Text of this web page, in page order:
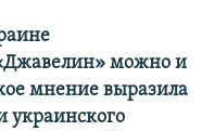
можно и
мнение выразила
украинского